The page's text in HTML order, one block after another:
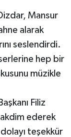
Mansur
alarak
seslendirdi.
hep bir
müzikle
Filiz
ederek
teşekkür